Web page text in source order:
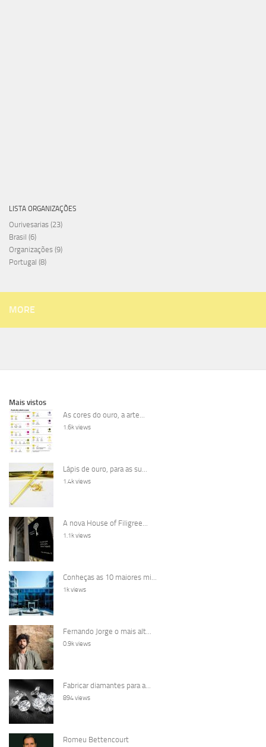
LISTA ORGANIZAÇÕES
Ourivesarias (23)
Brasil (6)
Organizações (9)
Portugal (8)
MORE
Mais vistos
As cores do ouro, a arte...
1.6k views
Lápis de ouro, para as su...
1.4k views
A nova House of Filigree...
1.1k views
Conheças as 10 maiores mi...
1k views
Fernando Jorge o mais alt...
0.9k views
Fabricar diamantes para a...
894 views
Romeu Bettencourt